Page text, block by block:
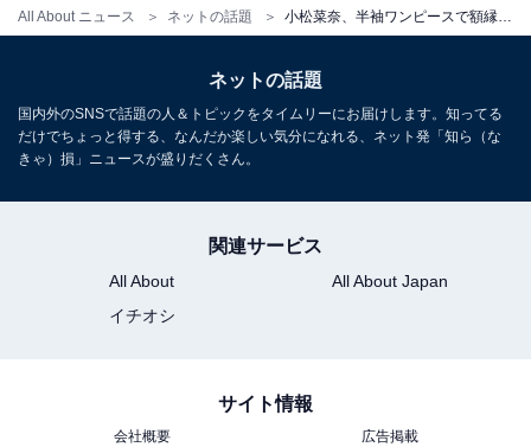
All About ニュース ネットの話題
ネットの話題
国内外のSNSで話題の人＆トピックをタイムリーにお届けします。知ってる
だけでちょっと得する、なんだか楽しい気分になれる、ネット発「知ら（な
きゃ）損」ニュースが盛りだくさん。
関連サービス
All About
All About Japan
イチオシ
サイト情報
会社概要
広告掲載